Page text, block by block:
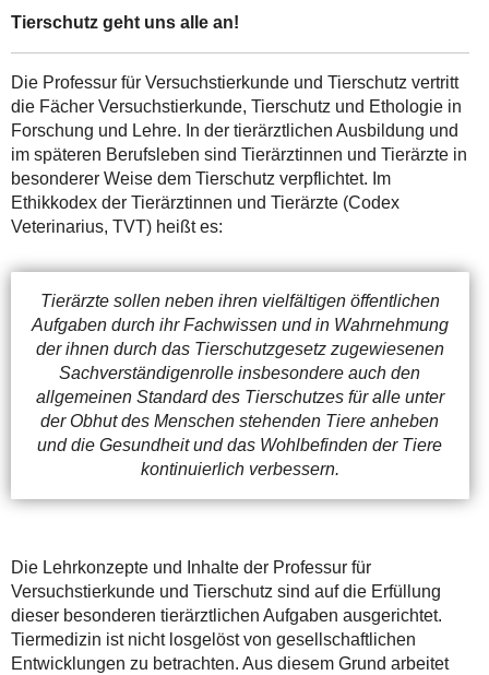
Tierschutz geht uns alle an!
Die Professur für Versuchstierkunde und Tierschutz vertritt
die Fächer Versuchstierkunde, Tierschutz und Ethologie in
Forschung und Lehre. In der tierärztlichen Ausbildung und
im späteren Berufsleben sind Tierärztinnen und Tierärzte in
besonderer Weise dem Tierschutz verpflichtet. Im
Ethikkodex der Tierärztinnen und Tierärzte (Codex
Veterinarius, TVT) heißt es:
Tierärzte sollen neben ihren vielfältigen öffentlichen
Aufgaben durch ihr Fachwissen und in Wahrnehmung
der ihnen durch das Tierschutzgesetz zugewiesenen
Sachverständigenrolle insbesondere auch den
allgemeinen Standard des Tierschutzes für alle unter
der Obhut des Menschen stehenden Tiere anheben
und die Gesundheit und das Wohlbefinden der Tiere
kontinuierlich verbessern.
Die Lehrkonzepte und Inhalte der Professur für
Versuchstierkunde und Tierschutz sind auf die Erfüllung
dieser besonderen tierärztlichen Aufgaben ausgerichtet.
Tiermedizin ist nicht losgelöst von gesellschaftlichen
Entwicklungen zu betrachten. Aus diesem Grund arbeitet